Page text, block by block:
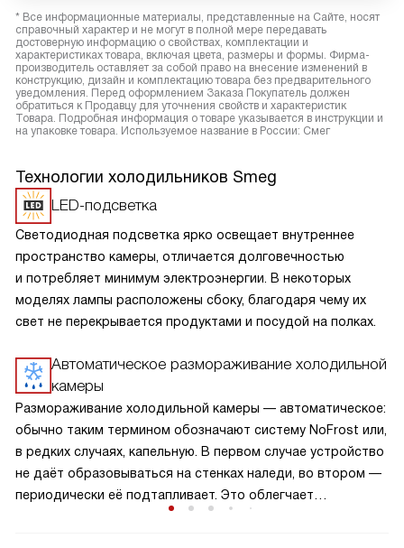
* Все информационные материалы, представленные на Сайте, носят
справочный характер и не могут в полной мере передавать
достоверную информацию о свойствах, комплектации и
характеристиках товара, включая цвета, размеры и формы. Фирма-
производитель оставляет за собой право на внесение изменений в
конструкцию, дизайн и комплектацию товара без предварительного
уведомления. Перед оформлением Заказа Покупатель должен
обратиться к Продавцу для уточнения свойств и характеристик
Товара. Подробная информация о товаре указывается в инструкции и
на упаковке товара. Используемое название в России: Смег
Технологии холодильников Smeg
LED-подсветка
Светодиодная подсветка ярко освещает внутреннее
пространство камеры, отличается долговечностью
и потребляет минимум электроэнергии. В некоторых
моделях лампы расположены сбоку, благодаря чему их
свет не перекрывается продуктами и посудой на полках.
Автоматическое размораживание холодильной
камеры
Размораживание холодильной камеры — автоматическое:
обычно таким термином обозначают систему NoFrost или,
в редких случаях, капельную. В первом случае устройство
не даёт образовываться на стенках наледи, во втором —
периодически её подтапливает. Это облегчает